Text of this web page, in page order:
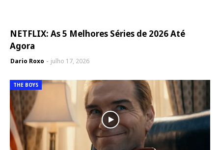
NETFLIX: As 5 Melhores Séries de 2026 Até
Agora
Dario Roxo julho 17, 2026
THE BOYS